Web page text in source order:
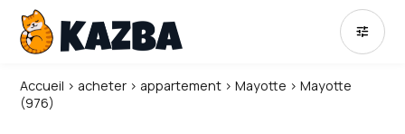
tune
Accueil › acheter › appartement ›Mayotte ›Mayotte
(976)